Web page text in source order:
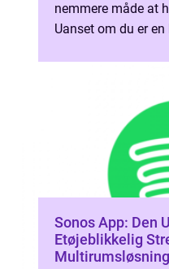
nemmere måde at
Uanset om du er
Sonos App: Den
Etøjeblikkelig
Multirumsløsning